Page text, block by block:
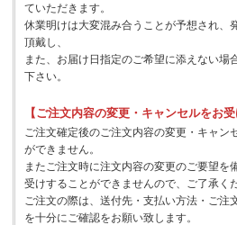
ていただきます。
休業明けは大変混み合うことが予想され、
頂戴し、
また、お届け日指定のご希望に添えない場
下さい。
【ご注文内容の変更・キャンセルをお受
ご注文確定後のご注文内容の変更・キャン
ができません。
またご注文時に注文内容の変更のご要望を
受けすることができませんので、ご了承く
ご注文の際は、送付先・支払い方法・ご注
を十分にご確認をお願い致します。